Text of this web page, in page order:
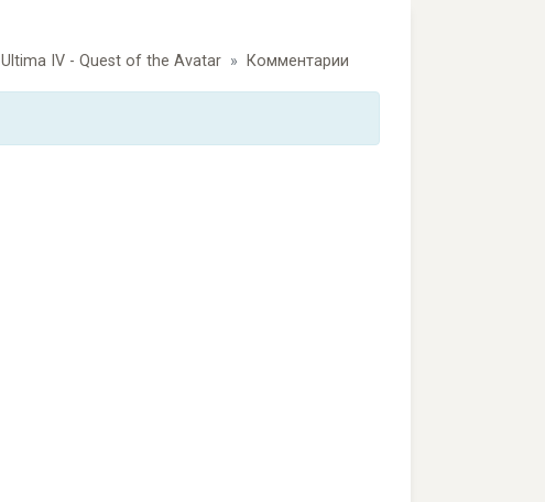
Ultima IV - Quest of the Avatar Комментарии